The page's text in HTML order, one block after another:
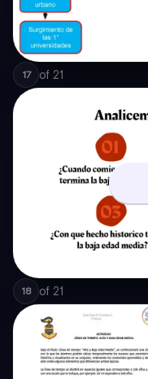
17 of 21
18 of 21